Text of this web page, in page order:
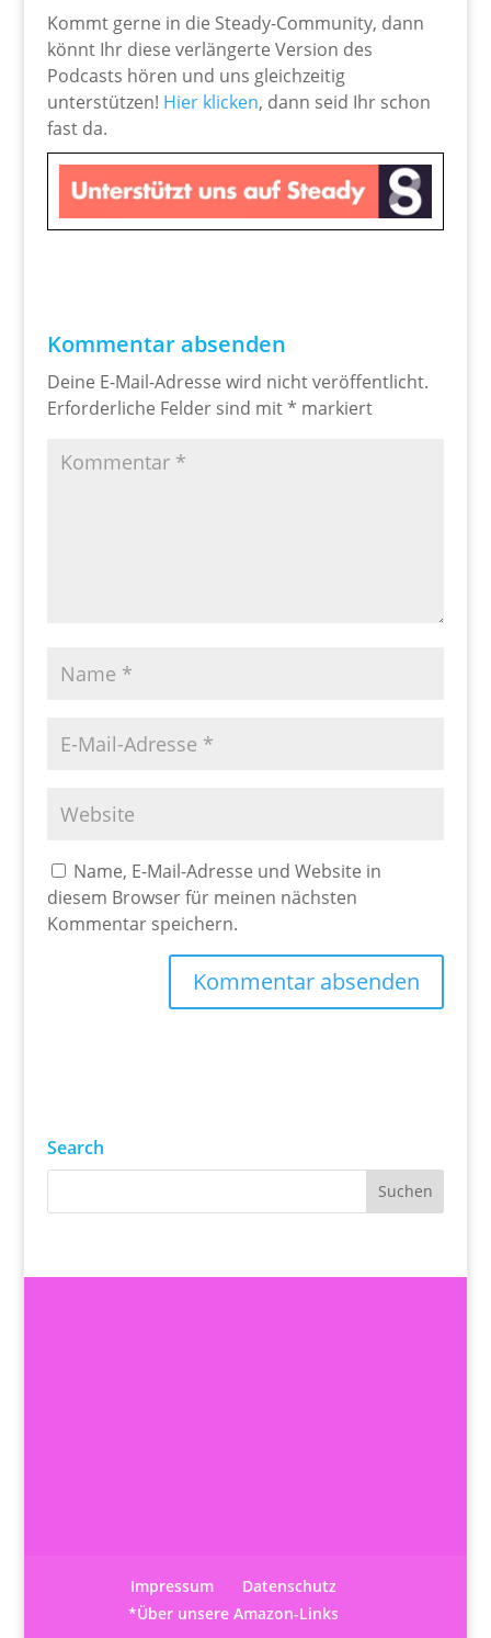
Kommt gerne in die Steady-Community, dann
könnt Ihr diese verlängerte Version des
Podcasts hören und uns gleichzeitig
unterstützen! Hier klicken, dann seid Ihr schon
fast da.
Kommentar absenden
Deine E-Mail-Adresse wird nicht veröffentlicht.
Erforderliche Felder sind mit* markiert
Name, E-Mail-Adresse und Website in
diesem Browser für meinen nächsten
Kommentar speichern.
Search
Impressum
Datenschutz
*Über unsere Amazon-Links